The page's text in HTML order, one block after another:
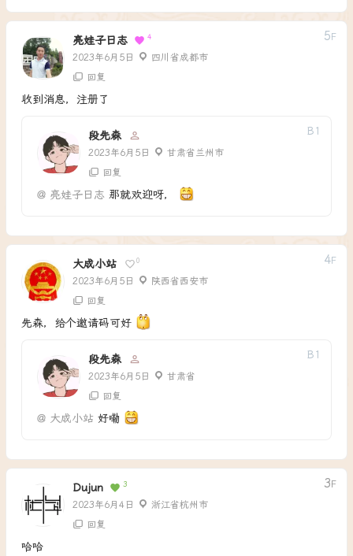
亮娃子日志 4
2023年6月5日 四川省成都市
5 F
回复
收到消息，注册了
段先森
2023年6月5日 甘肃省兰州市
B 1
回复
@ 亮娃子日志那就欢迎呀，
大成小站 0
2023年6月5日 陕西省西安市
4F
回复
先森，给个邀请码可好
段先森
2023年6月5日 甘肃省
B 1
回复
@ 大成小站 好嘞
Dujun 3
2023年6月4日 浙江省杭州市
3 F
回复
哈哈